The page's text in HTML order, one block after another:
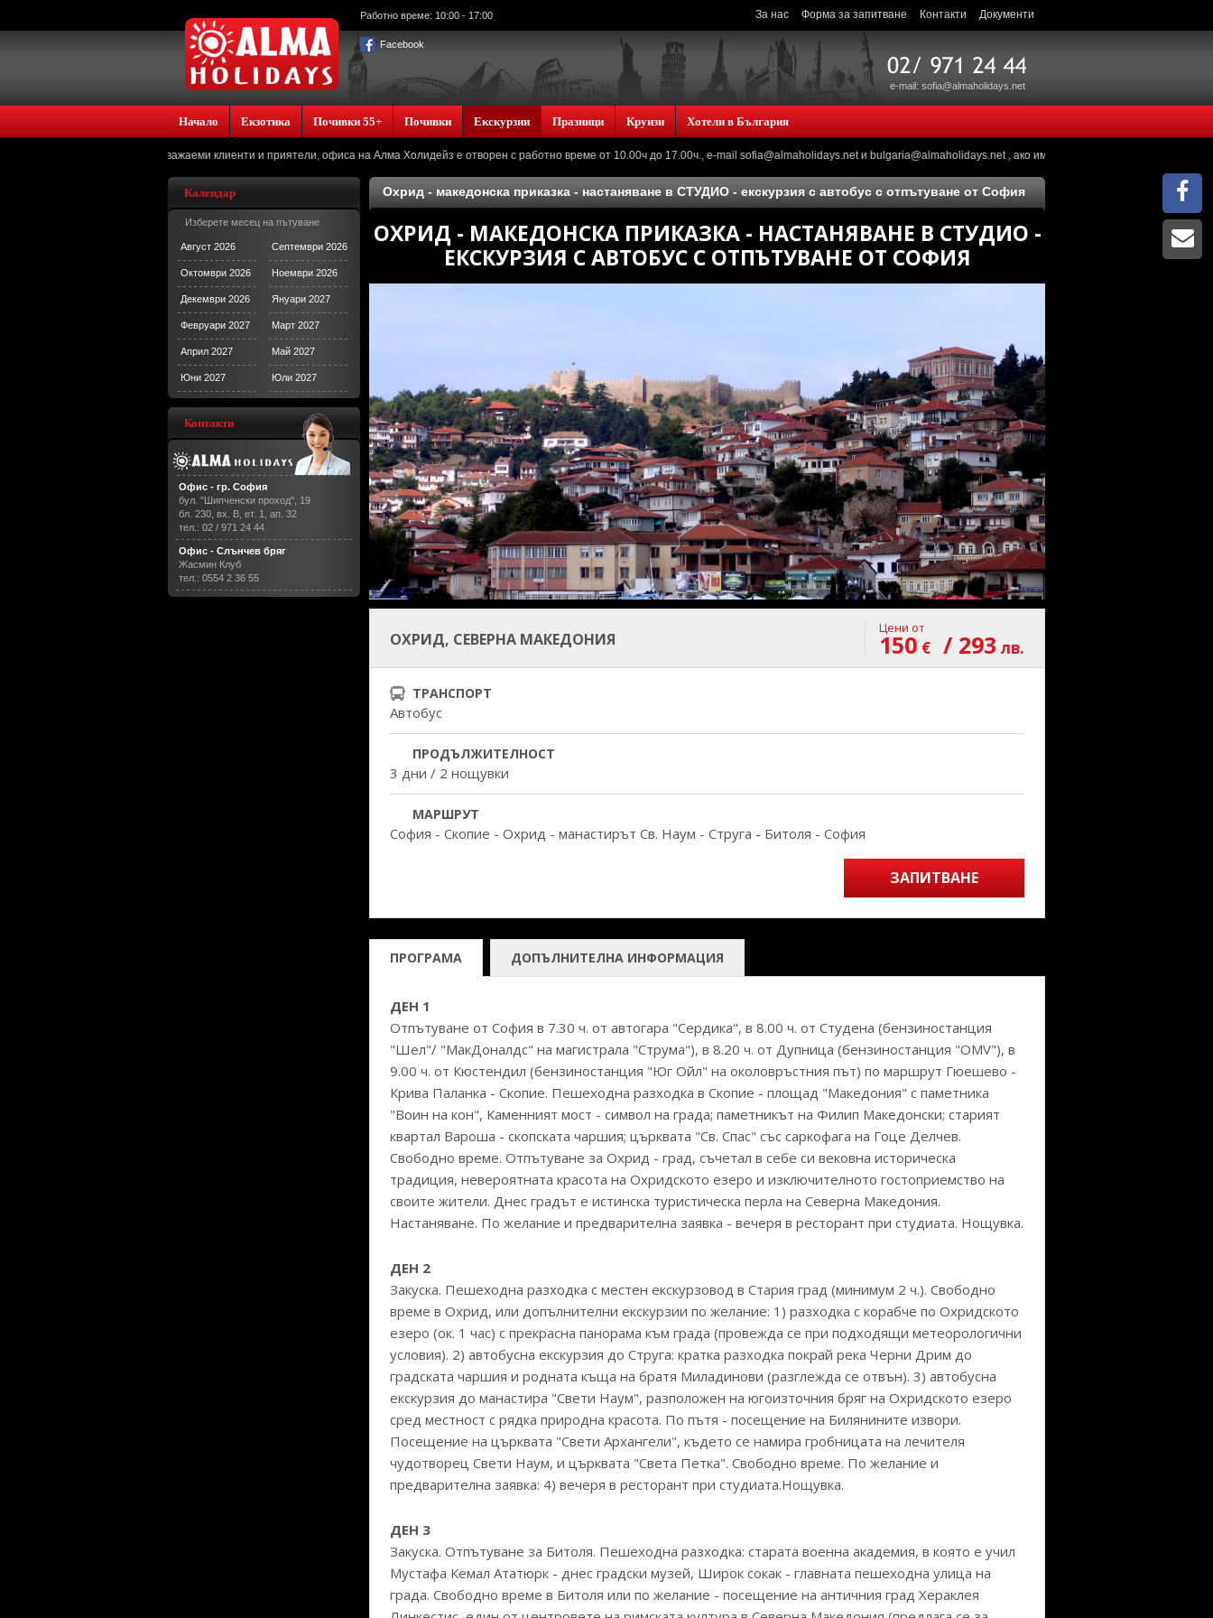
Работно време: 10:00 - 17:00 За нас Форма за запитване Контакти Документи
e-mail: sofia@almaholidays.net
Facebook
Начало Екзотика Почивки 55+ Почивки Екскурзии Празници Круизи Хотели в България
Уважаеми клиенти и приятели, офиса на Алма Холидейз е отворен с работно време от 10.00ч до 17.00ч., e-mail sofia@almaholidays.net и bulgaria@almaholidays.net , ако имате въпроси, може да ни пишете
Календар
Изберете месец на пътуване
Август 2026 Септември 2026
Октомври 2026 Ноември 2026
Декември 2026 Януари 2027
Февруари 2027 Март 2027
Април 2027 Май 2027
Юни 2027 Юли 2027
Контакти
Офис - гр. София
бул. "Шипченски проход", 19
бл. 230, вх. В, ет. 1, ап. 32
тел.: 02 / 971 24 44
Офис - Слънчев бряг
Жасмин Клуб
тел.: 0554 2 36 55
Охрид - македонска приказка - настаняване в СТУДИО - екскурзия с автобус с отпътуване от София
ОХРИД - МАКЕДОНСКА ПРИКАЗКА - НАСТАНЯВАНЕ В СТУДИО -
ЕКСКУРЗИЯ С АВТОБУС С ОТПЪТУВАНЕ ОТ СОФИЯ
ОХРИД, СЕВЕРНА МАКЕДОНИЯ
Цени от
150€ / 293лв.
ТРАНСПОРТ
Автобус
ПРОДЪЛЖИТЕЛНОСТ
3 дни / 2 нощувки
МАРШРУТ
София - Скопие - Охрид - манастирът Св. Наум - Струга - Битоля - София
ЗАПИТВАНЕ
ПРОГРАМА ДОПЪЛНИТЕЛНА ИНФОРМАЦИЯ
ДЕН 1
Отпътуване от София в 7.30 ч. от автогара "Сердика", в 8.00 ч. от Студена (бензиностанция
"Шел"∕ "МакДоналдс" на магистрала "Струма"), в 8.20 ч. от Дупница (бензиностанция "OMV"), в
9.00 ч. от Кюстендил (бензиностанция "Юг Ойл" на околовръстния път) по маршрут Гюешево -
Крива Паланка - Скопие. Пешеходна разходка в Скопие - площад "Македония" с паметника
"Воин на кон", Каменният мост - символ на града; паметникът на Филип Македонски; старият
квартал Вароша - скопската чаршия; църквата "Св. Спас" със саркофага на Гоце Делчев.
Свободно време. Отпътуване за Охрид - град, съчетал в себе си вековна историческа
традиция, невероятната красота на Охридското езеро и изключителното гостоприемство на
своите жители. Днес градът е истинска туристическа перла на Северна Македония.
Настаняване. По желание и предварителна заявка - вечеря в ресторант при студиата. Нощувка.
ДЕН 2
Закуска. Пешеходна разходка с местен екскурзовод в Стария град (минимум 2 ч.). Свободно
време в Охрид, или допълнителни екскурзии по желание: 1) разходка с корабче по Охридското
езеро (ок. 1 час) с прекрасна панорама към града (провежда се при подходящи метеорологични
условия). 2) автобусна екскурзия до Струга: кратка разходка покрай река Черни Дрим до
градската чаршия и родната къща на братя Миладинови (разглежда се отвън). 3) автобусна
екскурзия до манастира "Свети Наум", разположен на югоизточния бряг на Охридското езеро
сред местност с рядка природна красота. По пътя - посещение на Билянините извори.
Посещение на църквата "Свети Архангели", където се намира гробницата на лечителя
чудотворец Свети Наум, и църквата "Света Петка". Свободно време. По желание и
предварителна заявка: 4) вечеря в ресторант при студиата.Нощувка.
ДЕН 3
Закуска. Отпътуване за Битоля. Пешеходна разходка: старата военна академия, в която е учил
Мустафа Кемал Ататюрк - днес градски музей, Широк сокак - главната пешеходна улица на
града. Свободно време в Битоля или по желание - посещение на античния град Хераклея